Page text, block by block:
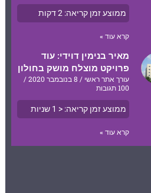
ממוצע זמן קריאה: 2דקות
קרא עוד »
מאיר בנימין דוידי: עוד
פרויקט מוצלח מושק בחולון
עורך אתר ראשי 8 בנובמבר 2020
100 תגובות
ממוצע זמן קריאה: < 1 שניות
קרא עוד »